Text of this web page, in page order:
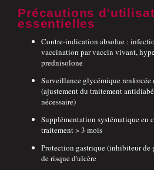
Précautions
essentielles
Contre-indication absolue :
vaccination par vaccin vivant,
prednisolone
Surveillance glycémique renforcée
(ajustement du traitement
nécessaire)
Supplémentation systématique en
traitement > 3 mois
Protection gastrique (inhibiteur de
de risque d'ulcère